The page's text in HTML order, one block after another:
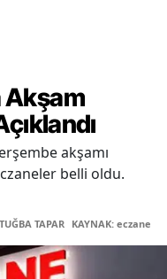
Akşam
akşamı
belli oldu.
TAPAR KAYNAK: eczane